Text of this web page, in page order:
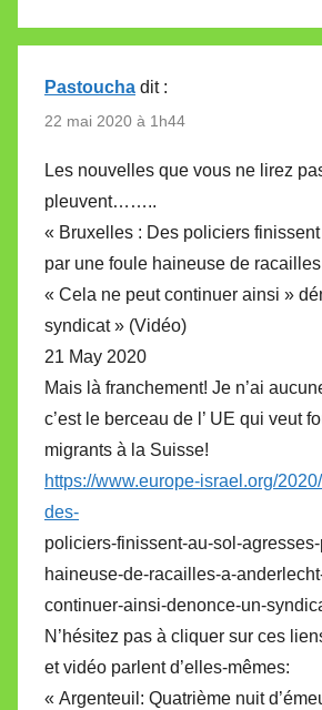
Pastoucha dit :
22 mai 2020 à 1h44
Les nouvelles que vous ne lirez
pleuvent……..
« Bruxelles : Des policiers
par une foule haineuse de
« Cela ne peut continuer ainsi »
syndicat » (Vidéo)
21 May 2020
Mais là franchement! Je n’ai
c’est le berceau de l’ UE qui veut
migrants à la Suisse!
https://www.europe-israel.org/
des-
policiers-finissent-au-sol-
haineuse-de-racailles-a-
continuer-ainsi-denonce-un-
N’hésitez pas à cliquer sur ces
et vidéo parlent d’elles-mêmes:
« Argenteuil: Quatrième nuit